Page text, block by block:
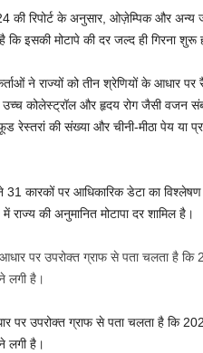
की रिपोर्ट के अनुसार, ओज़ेम्पिक और
इसकी मोटापे की दर जल्द ही गिरना शुरू
ने राज्यों को तीन श्रेणियों के आधार
उच्च कोलेस्ट्रॉल और हृदय रोग जैसी वजन
रेस्तरां की संख्या और चीनी-मीठा पेय
कारकों पर आधिकारिक डेटा का
राज्य की अनुमानित मोटापा दर शामिल है।
पर उपरोक्त ग्राफ से पता चलता है कि
लगी है।